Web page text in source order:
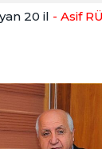
20 il - Asif